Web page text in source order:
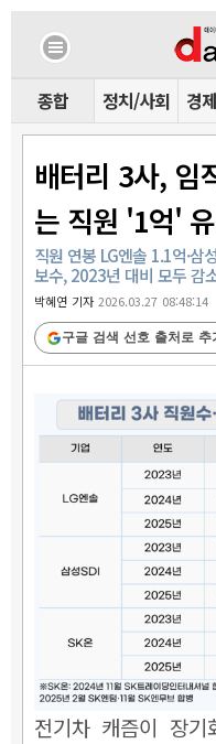
종합 정치/사회 경
배터리 3사, 임
는 직원 '1억'
직원 연봉 LG엔솔 1.1억·
보수, 2023년 대비 모두 감
박혜연 기자2026.03.27 08:48:14
구글 검색 선호 출처로 추
전기차 캐즘이 장